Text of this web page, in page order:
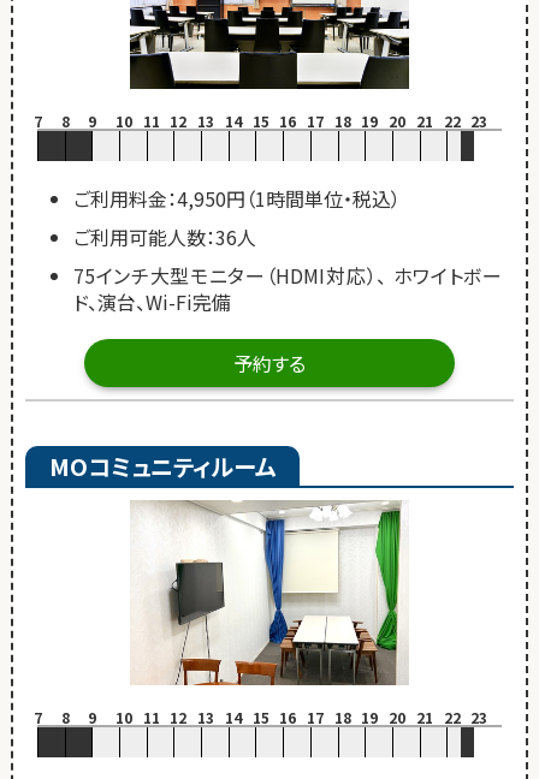
7 8 9 10 11 12 13 14 15 16 17 18 19 20 21 22 23
ご利用料金：4,950円（1時間単位・税込）
ご利用可能人数：36人
75インチ大型モニター（HDMI対応）、 ホワイトボー
ド、演台、Wi-Fi完備
予約する
MOコミュニティルーム
7 8 9 10 11 12 13 14 15 16 17 18 19 20 21 22 23